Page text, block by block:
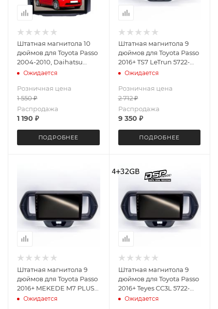
Штатная магнитола 10
дюймов для Toyota Passo
2004-2010, Daihatsu
Boon 2004-2010, Sirion
M400S 4065-4908
Android 13 4+64 Gb 8
ядер Unisoc 9863 DSP
Ожидается
Розничная цена
1 550₽
Распродажа
1 190 ₽
ПОДРОБНЕЕ
Штатная магнитола 9
дюймов для Toyota Passo
2016+ TS7 LeTrun 5722-
6201 Android 12 2+32 Gb
Ожидается
Розничная цена
2 712₽
Распродажа
9 350 ₽
ПОДРОБНЕЕ
Штатная магнитола 9
дюймов для Toyota Passo
2016+ MEKEDE M7 PLUS
5722-6152 экран 2K
Ожидается
Штатная магнитола 9
дюймов для Toyota Passo
2016+ Teyes CC3L 5722-
6059 4+32G
Ожидается